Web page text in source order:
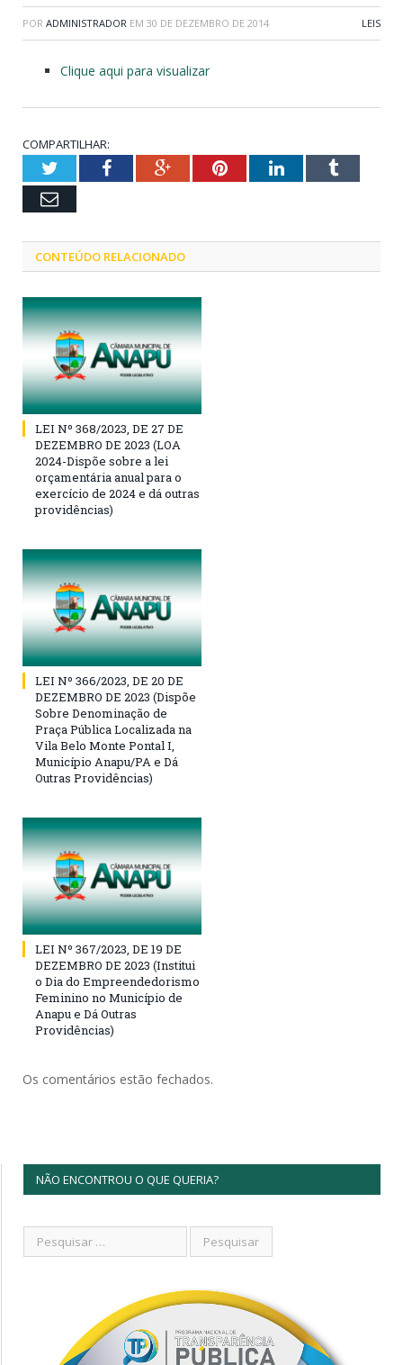
POR ADMINISTRADOR EM 30 DE DEZEMBRO DE 2014 LEIS
Clique aqui para visualizar
COMPARTILHAR:
TwitterFacebookGoogle+PinterestLinkedInTumblr
Email
CONTEÚDO RELACIONADO
LEI Nº 368/2023, DE 27 DE
DEZEMBRO DE 2023 (LOA
2024-Dispõe sobre a lei
orçamentária anual para o
exercício de 2024 e dá outras
providências)
LEI Nº 366/2023, DE 20 DE
DEZEMBRO DE 2023 (Dispõe
Sobre Denominação de
Praça Pública Localizada na
Vila Belo Monte Pontal I,
Município Anapu/PA e Dá
Outras Providências)
LEI Nº 367/2023, DE 19 DE
DEZEMBRO DE 2023 (Institui
o Dia do Empreendedorismo
Feminino no Município de
Anapu e Dá Outras
Providências)
Os comentários estão fechados.
NÃO ENCONTROU O QUE QUERIA?